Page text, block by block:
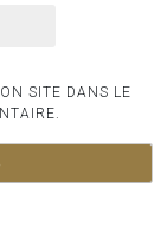
SITE DANS LE